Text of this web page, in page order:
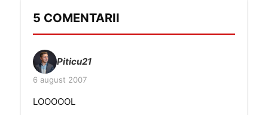
5 COMENTARII
Piticu21
6 august 2007
LOOOOOL